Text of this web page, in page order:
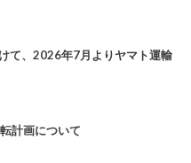
て、2026年7月よりヤマト運輸
計画について